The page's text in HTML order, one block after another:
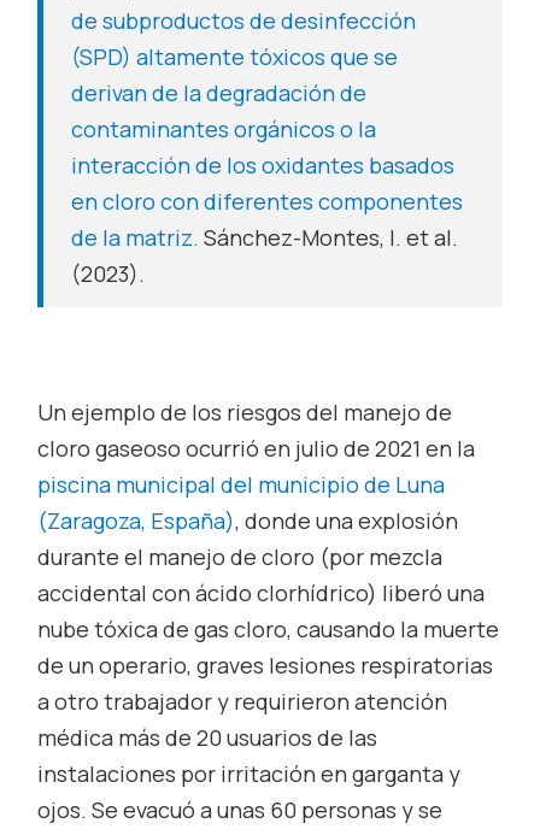
de subproductos de desinfección
(SPD) altamente tóxicos que se
derivan de la degradación de
contaminantes orgánicos o la
interacción de los oxidantes basados
en cloro con diferentes componentes
de la matriz. Sánchez-Montes, I. et al.
(2023).
Un ejemplo de los riesgos del manejo de
cloro gaseoso ocurrió en julio de 2021 en la
piscina municipal del municipio de Luna
(Zaragoza, España), donde una explosión
durante el manejo de cloro (por mezcla
accidental con ácido clorhídrico) liberó una
nube tóxica de gas cloro, causando la muerte
de un operario, graves lesiones respiratorias
a otro trabajador y requirieron atención
médica más de 20 usuarios de las
instalaciones por irritación en garganta y
ojos. Se evacuó a unas 60 personas y se